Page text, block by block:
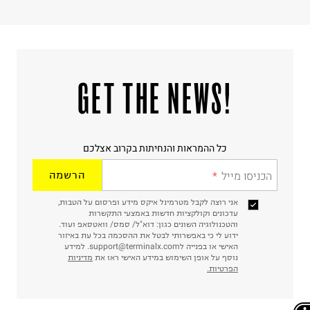
!GET THE NEWS
כל ההמראות והנחיתות בקרוב אצלכם
הכניסו מייל הרשמה
אני רוצה לקבל מטרמינל איקס מידע ופרסום על הטבות,
עדכונים וקולקציות חדשות באמצעי התקשרות
והטכנולוגיה השונים כגון: דוא"ל/ סמס/ וואטסאפ ועוד.
ידוע לי כי באפשרותי לבטל את ההסכמה בכל עת באיזור
האישי או בפנייה לsupport@terminalx.com. למידע
נוסף על אופן השימוש במידע האישי ראו את מדיניות
הפרטיות.